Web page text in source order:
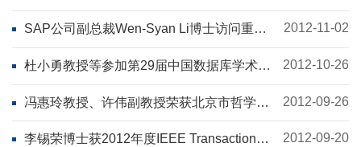
文被模糊领域国际顶级期刊录用
SAP公司副总裁Wen-Syan Li博士访问重点
实验室
2012-11-02
杜小勇教授等参加第29届中国数据库学术会
议NDBC 2012
2012-10-26
冯惠玲教授、许伟副教授荣获北京市哲学社
会科学优秀成果奖
2012-09-26
李锡荣博士获2012年度IEEE Transactions
2012-09-20